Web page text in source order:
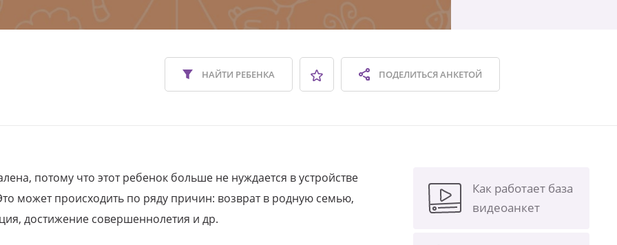
ПОДЕЛИТЬСЯАНКЕТОЙ
НАЙТИ РЕБЕНКА
потому что этот ребенок больше не нуждается в устройстве
может происходить по ряду причин: возврат в родную семью,
достижение совершеннолетия и др.
Как работает база
видеоанкет